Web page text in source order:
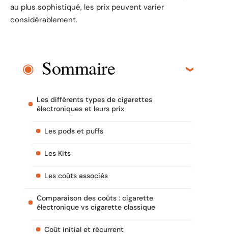
au plus sophistiqué, les prix peuvent varier
considérablement.
Sommaire
Les différents types de cigarettes
électroniques et leurs prix
Les pods et puffs
Les Kits
Les coûts associés
Comparaison des coûts : cigarette
électronique vs cigarette classique
Coût initial et récurrent